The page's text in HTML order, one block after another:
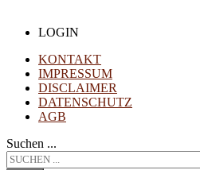
LOGIN
KONTAKT
IMPRESSUM
DISCLAIMER
DATENSCHUTZ
AGB
Suchen ...